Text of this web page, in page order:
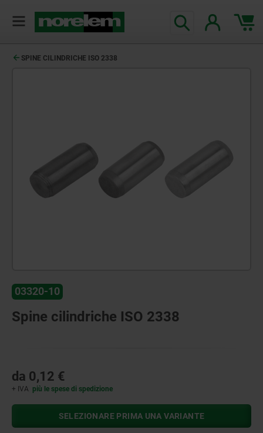
SPINE CILINDRICHE ISO 2338
03320-10
Spine cilindriche ISO 2338
da 0,12 €
+ IVA più le spese di spedizione
SELEZIONARE PRIMA UNA VARIANTE